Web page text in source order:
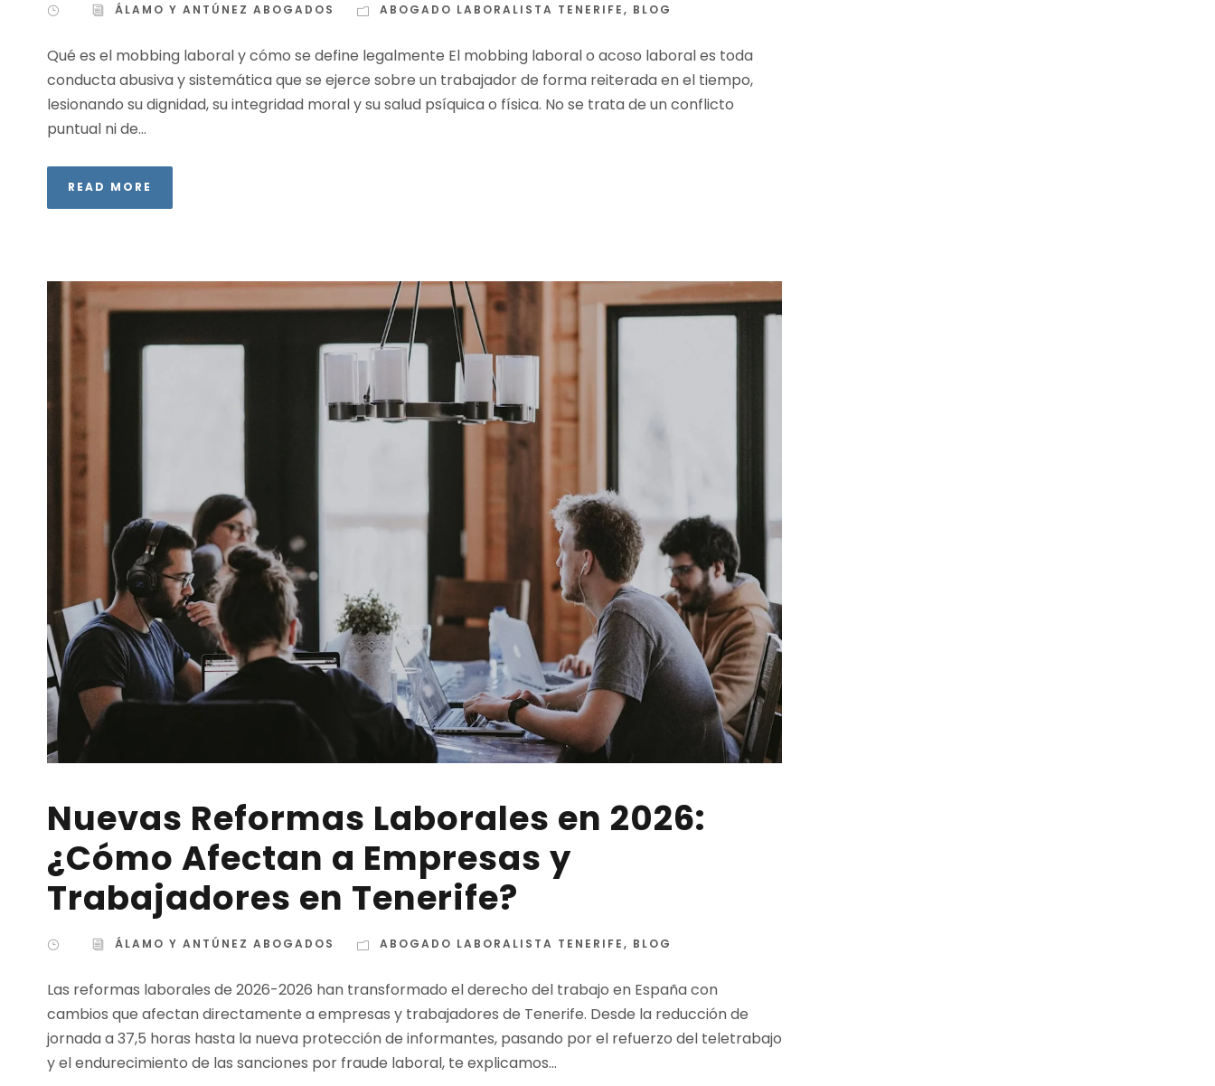
ÁLAMO Y ANTÚNEZ ABOGADOS ABOGADO LABORALISTA TENERIFE, BLOG
Qué es el mobbing laboral y cómo se define legalmente El mobbing laboral o acoso laboral es toda
conducta abusiva y sistemática que se ejerce sobre un trabajador de forma reiterada en el tiempo,
lesionando su dignidad, su integridad moral y su salud psíquica o física. No se trata de un conflicto
puntual ni de...
READ MORE
Nuevas Reformas Laborales en 2026:
¿Cómo Afectan a Empresas y
Trabajadores en Tenerife?
ÁLAMO Y ANTÚNEZ ABOGADOS ABOGADO LABORALISTA TENERIFE, BLOG
Las reformas laborales de 2026-2026 han transformado el derecho del trabajo en España con
cambios que afectan directamente a empresas y trabajadores de Tenerife. Desde la reducción de
jornada a 37,5 horas hasta la nueva protección de informantes, pasando por el refuerzo del teletrabajo
y el endurecimiento de las sanciones por fraude laboral, te explicamos...